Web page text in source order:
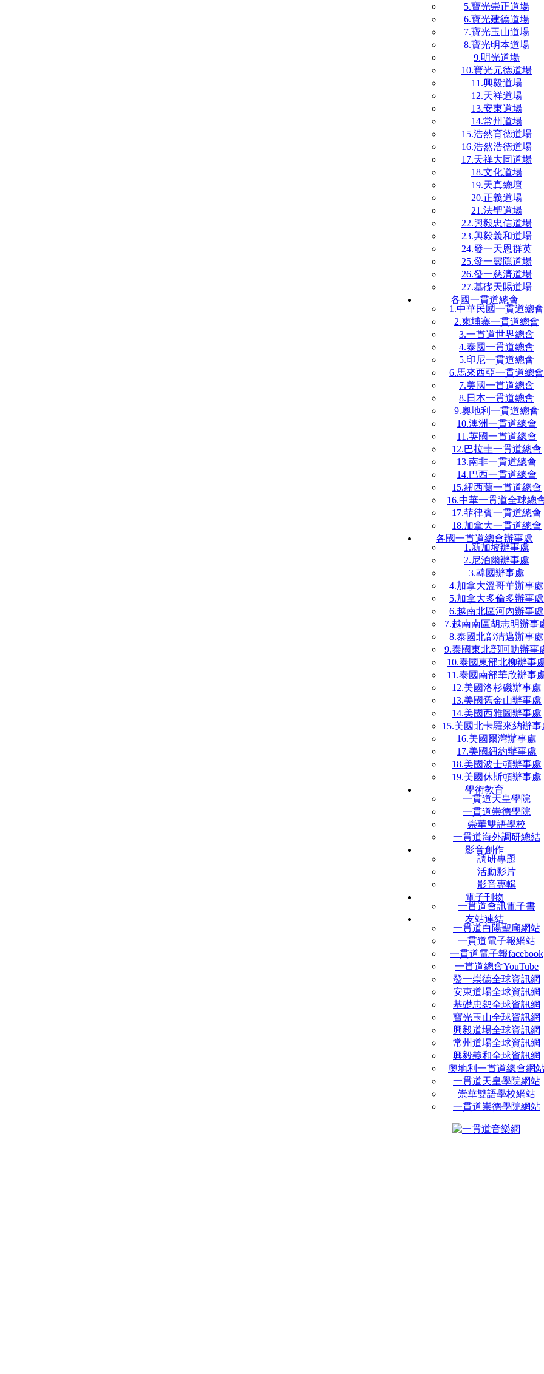
5.寶光崇正道場
6.寶光建德道場
7.寶光玉山道場
8.寶光明本道場
9.明光道場
10.寶光元德道場
11.興毅道場
12.天祥道場
13.安東道場
14.常州道場
15.浩然育德道場
16.浩然浩德道場
17.天祥大同道場
18.文化道場
19.天真總壇
20.正義道場
21.法聖道場
22.興毅忠信道場
23.興毅義和道場
24.發一天恩群英
25.發一靈隱道場
26.發一慈濟道場
27.基礎天賜道場
各國一貫道總會
1.中華民國一貫道總會
2.柬埔寨一貫道總會
3.一貫道世界總會
4.泰國一貫道總會
5.印尼一貫道總會
6.馬來西亞一貫道總會
7.美國一貫道總會
8.日本一貫道總會
9.奧地利一貫道總會
10.澳洲一貫道總會
11.英國一貫道總會
12.巴拉圭一貫道總會
13.南非一貫道總會
14.巴西一貫道總會
15.紐西蘭一貫道總會
16.中華一貫道全球總
17.菲律賓一貫道總會
18.加拿大一貫道總會
各國一貫道總會辦事處
1.新加坡辦事處
2.尼泊爾辦事處
3.韓國辦事處
4.加拿大溫哥華辦事處
5.加拿大多倫多辦事處
6.越南北區河內辦事處
7.越南南區胡志明辦事
8.泰國北部清邁辦事處
9.泰國東北部呵叻辦事
10.泰國東部北柳辦事
11.泰國南部華欣辦事
12.美國洛杉磯辦事處
13.美國舊金山辦事處
14.美國西雅圖辦事處
15.美國北卡羅來納辦事
16.美國爾灣辦事處
17.美國紐約辦事處
18.美國波士頓辦事處
19.美國休斯頓辦事處
學術教育
一貫道天皇學院
一貫道崇德學院
崇華雙語學校
一貫道海外調研總結
影音創作
調研專題
活動影片
影音專輯
電子刊物
一貫道會訊電子書
友站連結
一貫道白陽聖廟網站
一貫道電子報網站
一貫道電子報facebook
一貫道總會YouTube
發一崇德全球資訊網
安東道場全球資訊網
基礎忠恕全球資訊網
寶光玉山全球資訊網
興毅道場全球資訊網
常州道場全球資訊網
興毅義和全球資訊網
奧地利一貫道總會網
一貫道天皇學院網站
崇華雙語學校網站
一貫道崇德學院網站